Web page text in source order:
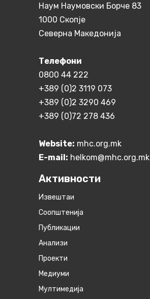
Наум Наумовски Борче 83
1000 Скопје
Северна Македонија
Телефони
0800 44 222
+389 (0)2 3119 073
+389 (0)2 3290 469
+389 (0)72 278 436
Website: mhc.org.mk
E-mail: helkom@mhc.org.mk
Активности
Извештаи
Соопштенија
Публикации
Анализи
Проекти
Медиуми
Мултимедија